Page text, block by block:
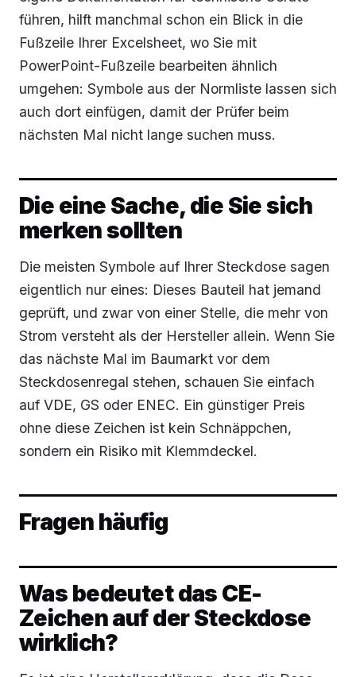
führen, hilft manchmal schon ein Blick in die
Fußzeile Ihrer Excelsheet, wo Sie mit
PowerPoint-Fußzeile bearbeiten ähnlich
umgehen: Symbole aus der Normliste lassen sich
auch dort einfügen, damit der Prüfer beim
nächsten Mal nicht lange suchen muss.
Die eine Sache, die Sie sich
merken sollten
Die meisten Symbole auf Ihrer Steckdose sagen
eigentlich nur eines: Dieses Bauteil hat jemand
geprüft, und zwar von einer Stelle, die mehr von
Strom versteht als der Hersteller allein. Wenn Sie
das nächste Mal im Baumarkt vor dem
Steckdosenregal stehen, schauen Sie einfach
auf VDE, GS oder ENEC. Ein günstiger Preis
ohne diese Zeichen ist kein Schnäppchen,
sondern ein Risiko mit Klemmdeckel.
Fragen häufig
Was bedeutet das CE-
Zeichen auf der Steckdose
wirklich?